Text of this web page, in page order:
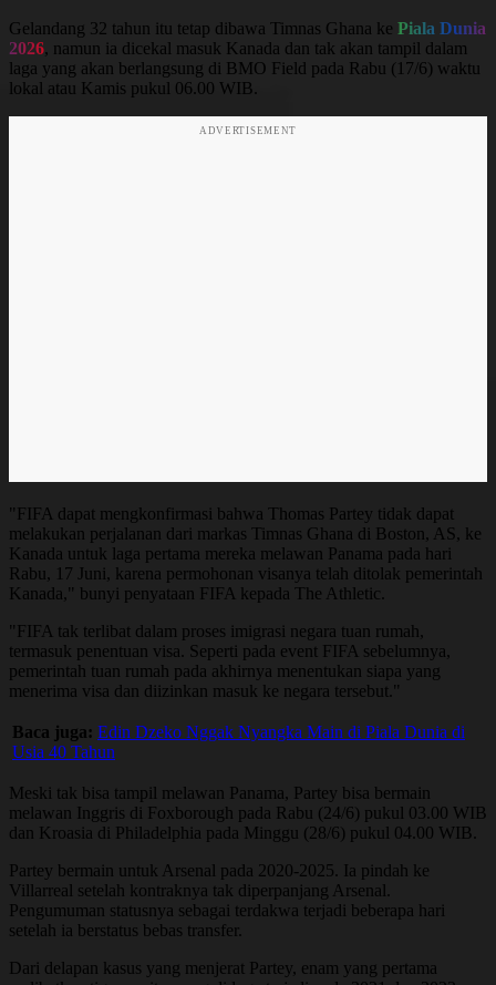
Gelandang 32 tahun itu tetap dibawa Timnas Ghana ke Piala Dunia
2026, namun ia dicekal masuk Kanada dan tak akan tampil dalam
laga yang akan berlangsung di BMO Field pada Rabu (17/6) waktu
lokal atau Kamis pukul 06.00 WIB.
ADVERTISEMENT
"FIFA dapat mengkonfirmasi bahwa Thomas Partey tidak dapat
melakukan perjalanan dari markas Timnas Ghana di Boston, AS, ke
Kanada untuk laga pertama mereka melawan Panama pada hari
Rabu, 17 Juni, karena permohonan visanya telah ditolak pemerintah
Kanada," bunyi penyataan FIFA kepada The Athletic.
"FIFA tak terlibat dalam proses imigrasi negara tuan rumah,
termasuk penentuan visa. Seperti pada event FIFA sebelumnya,
pemerintah tuan rumah pada akhirnya menentukan siapa yang
menerima visa dan diizinkan masuk ke negara tersebut."
Baca juga: Edin Dzeko Nggak Nyangka Main di Piala Dunia di
Usia 40 Tahun
Meski tak bisa tampil melawan Panama, Partey bisa bermain
melawan Inggris di Foxborough pada Rabu (24/6) pukul 03.00 WIB
dan Kroasia di Philadelphia pada Minggu (28/6) pukul 04.00 WIB.
Partey bermain untuk Arsenal pada 2020-2025. Ia pindah ke
Villarreal setelah kontraknya tak diperpanjang Arsenal.
Pengumuman statusnya sebagai terdakwa terjadi beberapa hari
setelah ia berstatus bebas transfer.
Dari delapan kasus yang menjerat Partey, enam yang pertama